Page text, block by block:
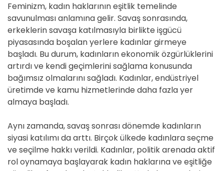
Feminizm, kadın haklarının eşitlik temelinde
savunulması anlamına gelir. Savaş sonrasında,
erkeklerin savaşa katılmasıyla birlikte işgücü
piyasasında boşalan yerlere kadınlar girmeye
başladı. Bu durum, kadınların ekonomik özgürlüklerini
artırdı ve kendi geçimlerini sağlama konusunda
bağımsız olmalarını sağladı. Kadınlar, endüstriyel
üretimde ve kamu hizmetlerinde daha fazla yer
almaya başladı.
Aynı zamanda, savaş sonrası dönemde kadınların
siyasi katılımı da arttı. Birçok ülkede kadınlara seçme
ve seçilme hakkı verildi. Kadınlar, politik arenada aktif
rol oynamaya başlayarak kadın haklarına ve eşitliğe